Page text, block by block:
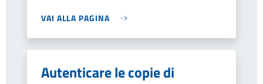
VAI ALLA PAGINA
Autenticare le copie di